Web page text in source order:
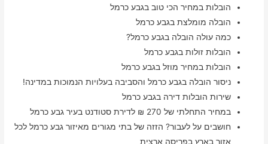
הובלות במחיר הכי טוב בגבע כרמל
הובלה מומלצת בגבע כרמל
כמה עולה הובלה בגבע כרמל?
הובלות זולות בגבע כרמל
הובלות במחיר מוזל בגבע כרמל
ניסור הובלה בגבע כרמל והסביבה בעלויות הנמוכות במדינה!
שירות הובלות דירה בגבע כרמל
במחיר התחלתי של 270 ₪ לדירת סטודנט בעיר גבע כרמל
חושבים על לעבור? הזזה של בתי מגורים מאיזור גבע כרמל לכל
אזור בארץ בפריסה ארצית